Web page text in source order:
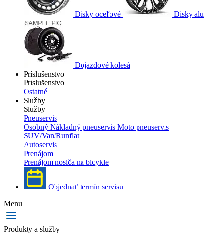
Disky oceľové Disky alu
Dojazdové kolesá
Príslušenstvo
Príslušenstvo
Ostatné
Služby
Služby
Pneuservis
Osobný Nákladný pneuservis Moto pneuservis
SUV/Van/Runflat
Autoservis
Prenájom
Prenájom nosiča na bicykle
Objednať termín servisu
Menu
Produkty a služby